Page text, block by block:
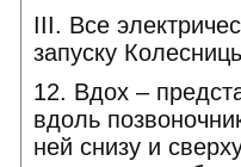
III. Все
запуску
12. Вдох –
вдоль
ней снизу и